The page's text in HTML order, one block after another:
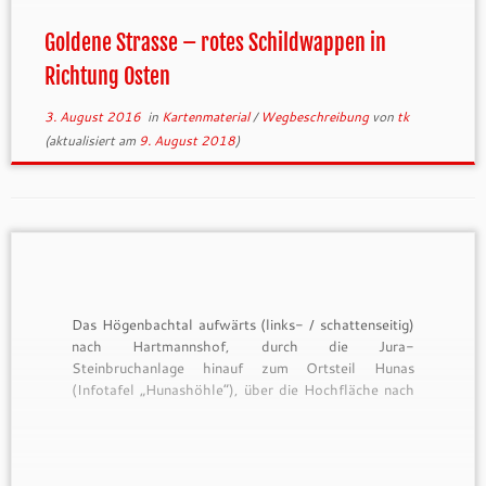
Goldene Strasse – rotes Schildwappen in
Richtung Osten
3. August 2016in Kartenmaterial/ Wegbeschreibung von tk
(aktualisiert am 9. August 2018)
Das Högenbachtal aufwärts (links- / schattenseitig)
nach Hartmannshof, durch die Jura-
Steinbruchanlage hinauf zum Ortsteil Hunas
(Infotafel „Hunashöhle“), über die Hochfläche nach